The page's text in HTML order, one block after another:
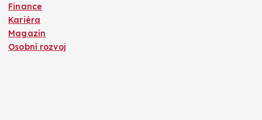
Finance
Kariéra
Magazín
Osobní rozvoj